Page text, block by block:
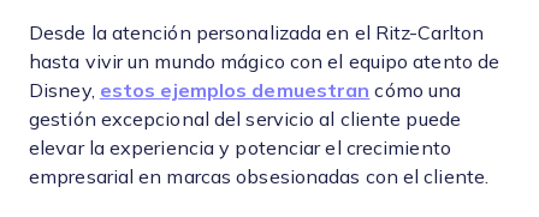
Desde la atención personalizada en el Ritz-Carlton
hasta vivir un mundo mágico con el equipo atento de
Disney, estos ejemplos demuestran cómo una
gestión excepcional del servicio al cliente puede
elevar la experiencia y potenciar el crecimiento
empresarial en marcas obsesionadas con el cliente.